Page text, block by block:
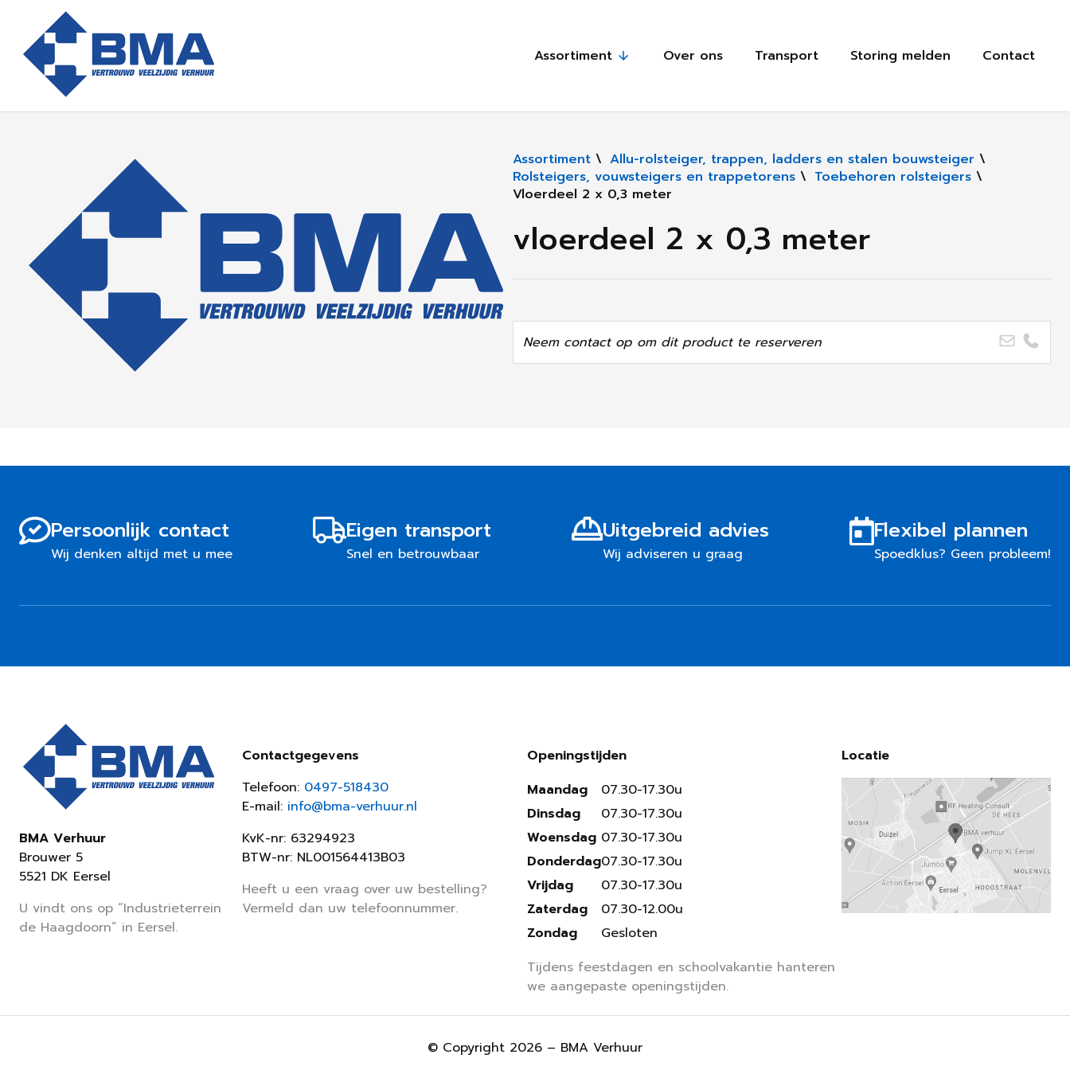
Assortiment Over ons Transport Storing melden Contact
Assortiment\ Allu-rolsteiger, trappen, ladders en stalen bouwsteiger \
Rolsteigers, vouwsteigers en trappetorens\ Toebehoren rolsteigers\
Vloerdeel 2 x 0,3 meter
vloerdeel 2 x 0,3 meter
Neem contact op om dit product te reserveren
Persoonlijk contact
Wij denken altijd met u mee
Eigen transport
Snel en betrouwbaar
Uitgebreid advies
Wij adviseren u graag
Flexibel plannen
Spoedklus? Geen probleem!
BMA Verhuur
Brouwer 5
5521 DK Eersel
U vindt ons op “Industrieterrein
de Haagdoorn” in Eersel.
Contactgegevens
Telefoon: 0497-518430
E-mail: info@bma-verhuur.nl
KvK-nr: 63294923
BTW-nr: NL001564413B03
Heeft u een vraag over uw bestelling?
Vermeld dan uw telefoonnummer.
Openingstijden
Maandag
Dinsdag
Woensdag
Donderdag
Vrijdag
Zaterdag
Zondag
07.30-17.30u
07.30-17.30u
07.30-17.30u
07.30-17.30u
07.30-17.30u
07.30-12.00u
Gesloten
Tijdens feestdagen en schoolvakantie hanteren
we aangepaste openingstijden.
Locatie
© Copyright 2026 – BMA Verhuur